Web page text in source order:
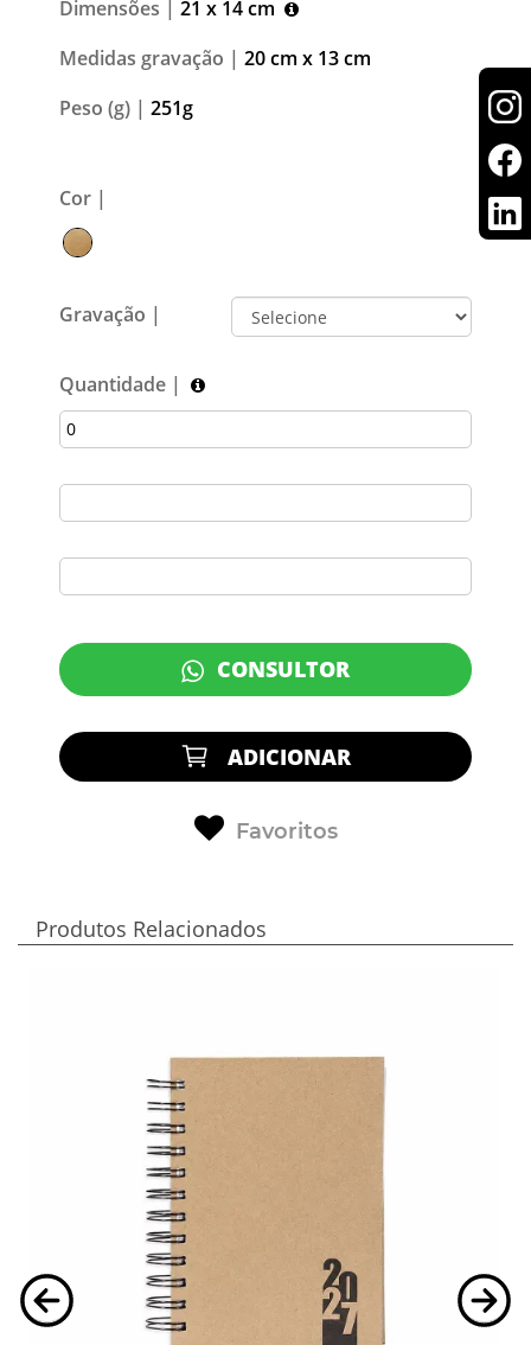
Dimensões | 21 x 14 cm
Medidas gravação | 20 cm x 13 cm
Peso (g) | 251g
Cor |
Gravação |
Quantidade |
CONSULTOR
ADICIONAR
Favoritos
Produtos Relacionados